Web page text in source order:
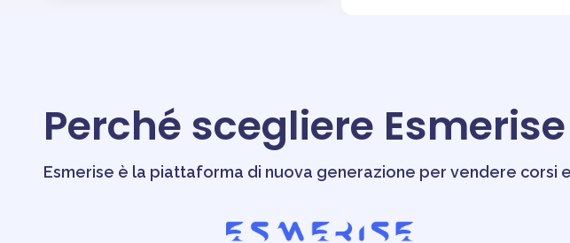
Perché scegliere
Esmerise è la piattaforma di nuova generazione per vendere